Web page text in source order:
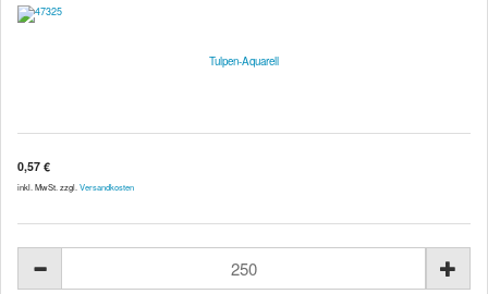
Tulpen-Aquarell
0,57 €
inkl. MwSt. zzgl. Versandkosten